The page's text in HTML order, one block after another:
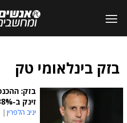
בזק בינלאומי טק
זינק ב-38%
יניב הלפרין